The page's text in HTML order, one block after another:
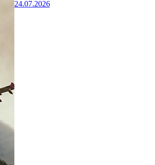
24.07.2026